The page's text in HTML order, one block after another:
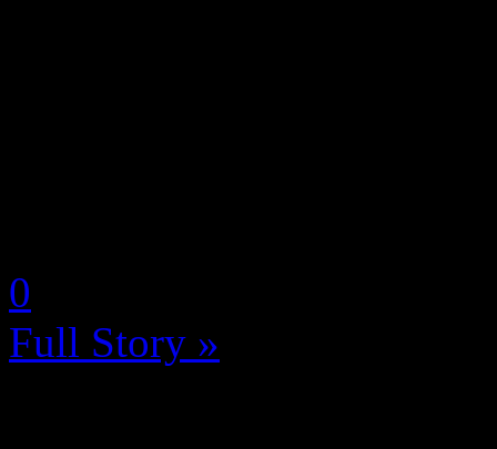
0
Full Story »